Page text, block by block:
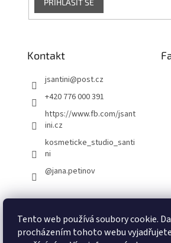
Tento web používá soubory cookie.
procházením tohoto webu
Kontakt
jsantini@post.cz
+420 776 000 391
https://www.fb.com/jsant
ini.cz
kosmeticke_studio_santi
ni
@jana.petinov